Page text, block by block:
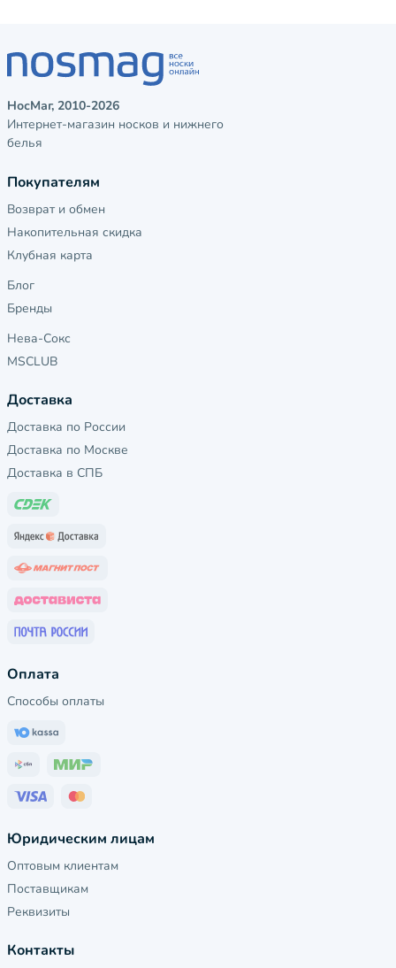
НосМаг, 2010-2026
Интернет-магазин носков и нижнего
белья
Покупателям
Возврат и обмен
Накопительная скидка
Клубная карта
Блог
Бренды
Нева-Сокс
MSCLUB
Доставка
Доставка по России
Доставка по Москве
Доставка в СПБ
Оплата
Способы оплаты
Юридическим лицам
Оптовым клиентам
Поставщикам
Реквизиты
Контакты